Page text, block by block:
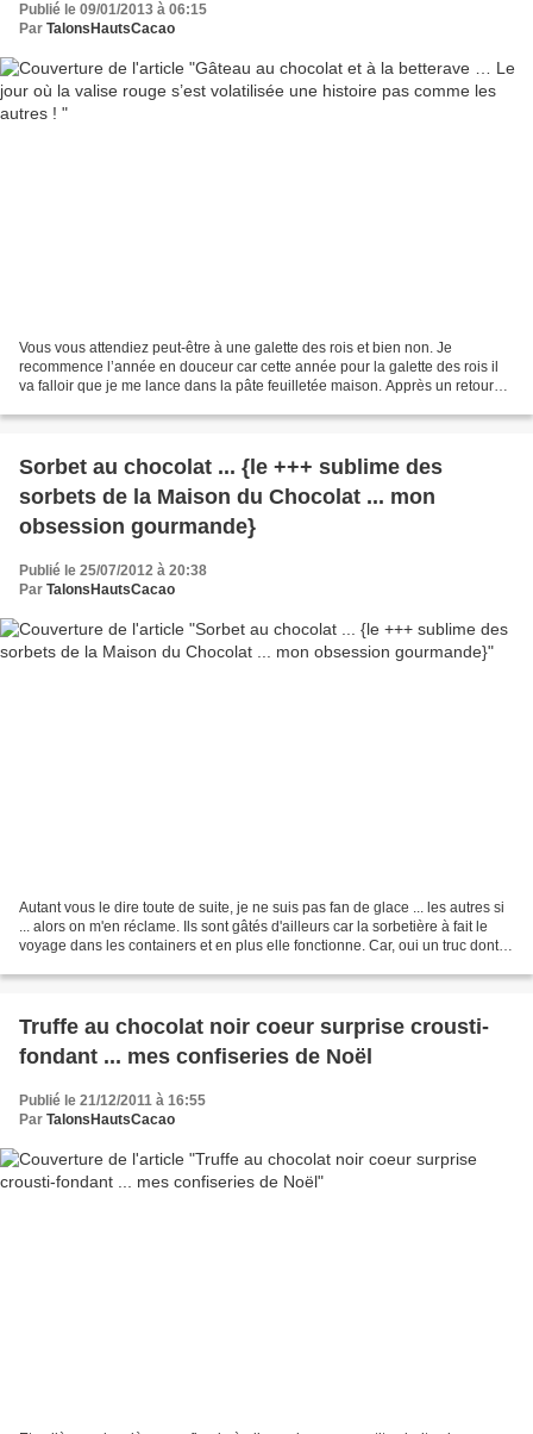
Publié le 09/01/2013 à 06:15
Par TalonsHautsCacao
Vous vous attendiez peut-être à une galette des rois et bien non. Je
recommence l’année en douceur car cette année pour la galette des rois il
va falloir que je me lance dans la pâte feuilletée maison. Apprès un retour
Sorbet au chocolat ... {le +++ sublime des
sorbets de la Maison du Chocolat ... mon
obsession gourmande}
Publié le 25/07/2012 à 20:38
Par TalonsHautsCacao
Autant vous le dire toute de suite, je ne suis pas fan de glace ... les autres si
... alors on m'en réclame. Ils sont gâtés d'ailleurs car la sorbetière à fait le
voyage dans les containers et en plus elle fonctionne. Car, oui un truc dont
Truffe au chocolat noir coeur surprise crousti-
fondant ... mes confiseries de Noël
Publié le 21/12/2011 à 16:55
Par TalonsHautsCacao